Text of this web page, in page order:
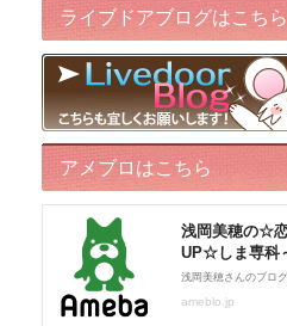
ライブドアブログはこちら
アメブロはこちら